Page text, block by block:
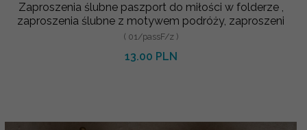
Zaproszenia ślubne paszport do miłości w folderze ,
zaproszenia ślubne z motywem podróży, zaproszeni
( 01/passF/z )
13.00 PLN